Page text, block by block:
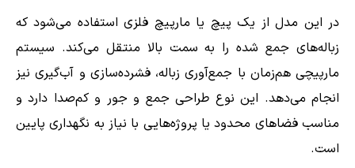
در این مدل از یک پیچ یا مارپیچ فلزی استفاده می‌شود که
زباله‌های جمع شده را به سمت بالا منتقل می‌کند. سیستم
مارپیچی هم‌زمان با جمع‌آوری زباله، فشرده‌سازی و آب‌گیری نیز
انجام می‌دهد. این نوع طراحی جمع و جور و کم‌صدا دارد و
مناسب فضاهای محدود یا پروژه‌هایی با نیاز به نگهداری پایین
است.